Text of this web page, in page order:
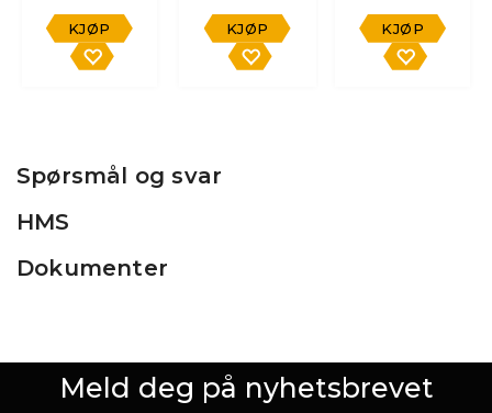
KJØP KJØP KJØP
Spørsmål og svar
HMS
Dokumenter
Meld deg på nyhetsbrevet